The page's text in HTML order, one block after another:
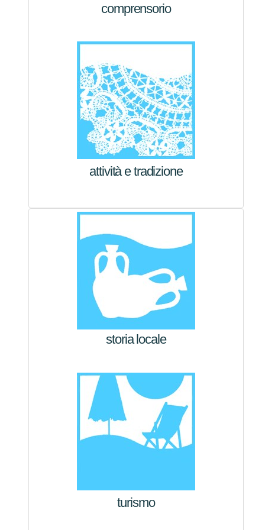
comprensorio
attività e tradizione
storia locale
turismo